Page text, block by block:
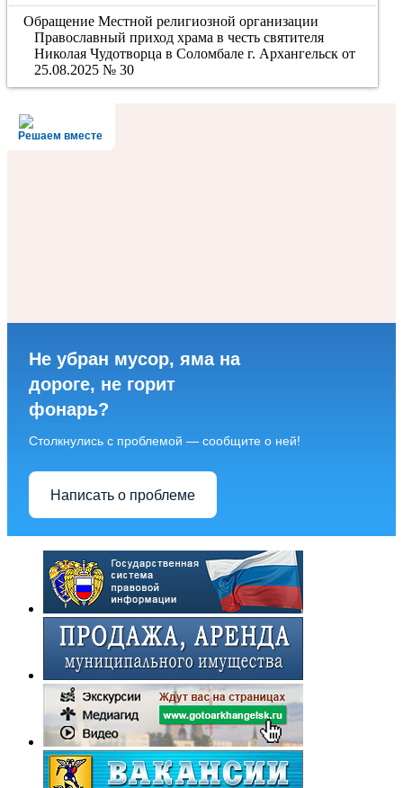
Обращение Местной религиозной организации
Православный приход храма в честь святителя
Николая Чудотворца в Соломбале г. Архангельск от
25.08.2025 № 30
Решаем вместе
Не убран мусор, яма на
дороге, не горит
фонарь?
Столкнулись с проблемой — сообщите о ней!
Написать о проблеме